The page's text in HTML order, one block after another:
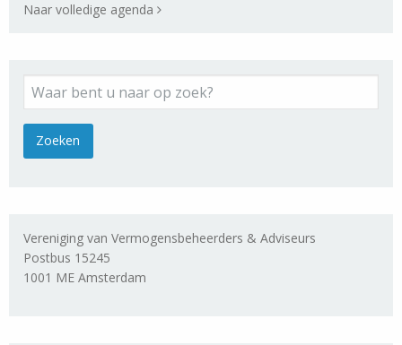
Naar volledige agenda
Vereniging van Vermogensbeheerders & Adviseurs
Postbus 15245
1001 ME Amsterdam